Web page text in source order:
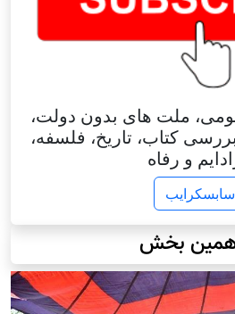
ملت های بدون دولت،
کتاب، تاریخ، فلسفه،
و رفاه
سابسکرایب
بخش